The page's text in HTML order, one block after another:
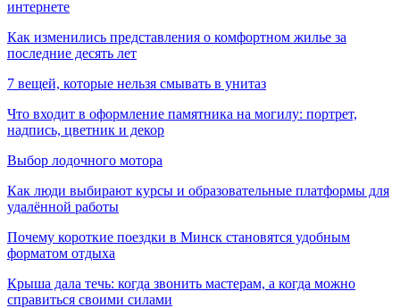
интернете
Как изменились представления о комфортном жилье за
последние десять лет
7 вещей, которые нельзя смывать в унитаз
Что входит в оформление памятника на могилу: портрет,
надпись, цветник и декор
Выбор лодочного мотора
Как люди выбирают курсы и образовательные платформы для
удалённой работы
Почему короткие поездки в Минск становятся удобным
форматом отдыха
Крыша дала течь: когда звонить мастерам, а когда можно
справиться своими силами